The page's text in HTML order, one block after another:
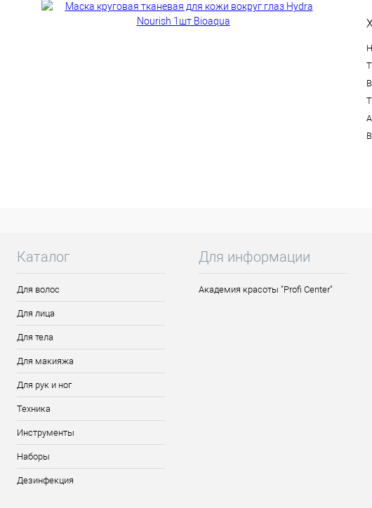
Каталог
Для волос
Для лица
Для тела
Для макияжа
Для рук и ног
Техника
Инструменты
Наборы
Дезинфекция
Для информации
Академия красоты "Profi Center"